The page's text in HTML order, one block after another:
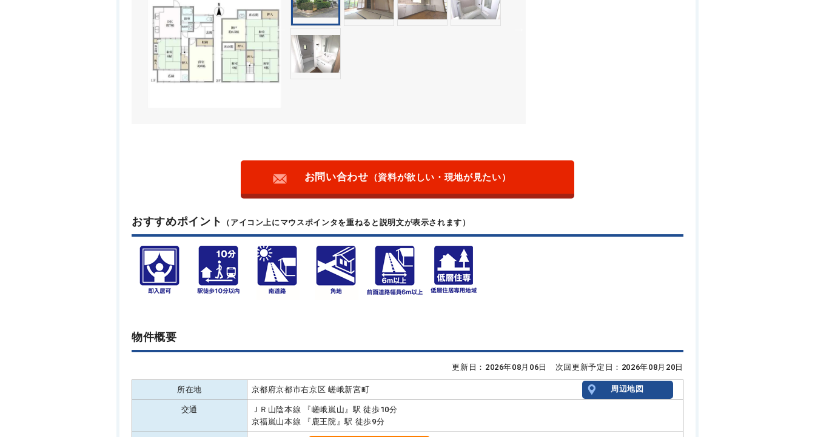
お問い合わせ （資料が欲しい・現地が見たい）
おすすめポイント （アイコン上にマウスポインタを重ねると説明文が表示されます）
物件概要
更新日：2026年08月06日 次回更新予定日：2026年08月20日
所在地 京都府京都市右京区 嵯峨新宮町 周辺地図
交通
ＪＲ山陰本線 『嵯峨嵐山』駅 徒歩10分
京福嵐山本線 『鹿王院』駅 徒歩9分